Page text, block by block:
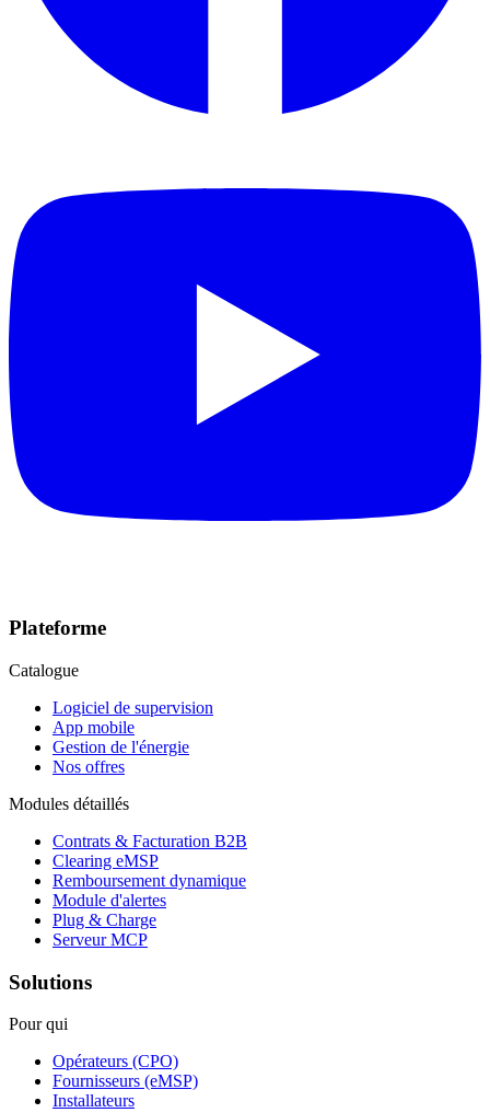
Plateforme
Catalogue
Logiciel de supervision
App mobile
Gestion de l'énergie
Nos offres
Modules détaillés
Contrats & Facturation B2B
Clearing eMSP
Remboursement dynamique
Module d'alertes
Plug & Charge
Serveur MCP
Solutions
Pour qui
Opérateurs (CPO)
Fournisseurs (eMSP)
Installateurs